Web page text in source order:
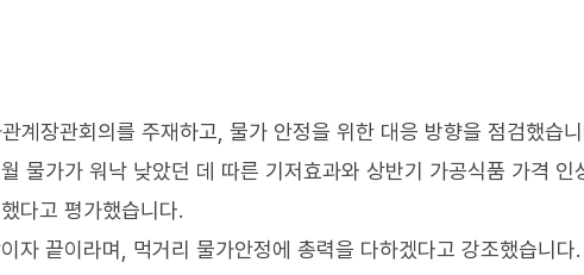
계장관회의를 주재하고, 물가 안정을 위한 대응 방향을 점검했습
물가가 워낙 낮았던 데 따른 기저효과와 상반기 가공식품 가격 인
다고 평가했습니다.
자 끝이라며, 먹거리 물가안정에 총력을 다하겠다고 강조했습니다.